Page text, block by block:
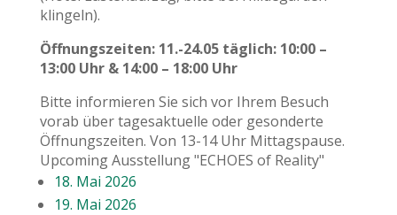
klingeln).
Öffnungszeiten: 11.-24.05 täglich: 10:00 –
13:00 Uhr & 14:00 – 18:00 Uhr
Bitte informieren Sie sich vor Ihrem Besuch
vorab über tagesaktuelle oder gesonderte
Öffnungszeiten. Von 13-14 Uhr Mittagspause.
Upcoming Ausstellung "ECHOES of Reality"
18. Mai 2026
19. Mai 2026